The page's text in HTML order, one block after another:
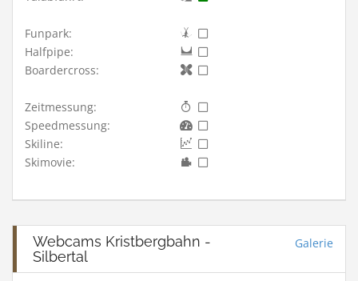
Funpark:
Halfpipe:
Boardercross:
Zeitmessung:
Speedmessung:
Skiline:
Skimovie:
Webcams Kristbergbahn -
Silbertal
Galerie